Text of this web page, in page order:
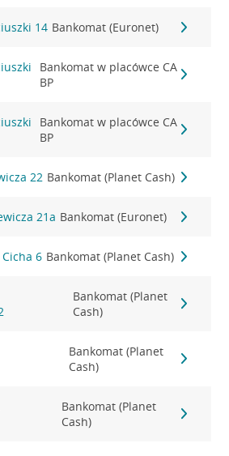
14 Bankomat (Euronet)
Bankomat w placówce CA
BP
Bankomat w placówce CA
BP
22 Bankomat (Planet Cash)
21a Bankomat (Euronet)
6 Bankomat (Planet Cash)
Bankomat (Planet
Cash)
Bankomat (Planet
Cash)
Bankomat (Planet
Cash)